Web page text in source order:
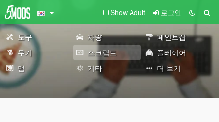
Show Adult 로그인
도구 차량
페인트잡
무기
스크립트
플레이어
맵
기타 더 보기